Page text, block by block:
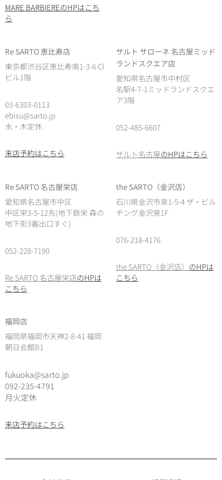
MARE BARBIEREのHPはこち
ら
Re SARTO 恵比寿店
東京都渋谷区恵比寿南1-3-6 Cl
ビル1階
03-6303-0113
ebisu@sarto.jp
水・木定休
来店予約はこちら
サルト サローネ 名古屋ミッド
ランドスクエア店
愛知県名古屋市中村区
名駅4-7-1ミッドランドスクエ
ア3階
052-485-6607
サルト名古屋のHPはこちら
Re SARTO 名古屋栄店
愛知県名古屋市中区
中区栄3-5-12先(地下鉄栄 森の
地下街3番出口すぐ)
052-228-7190
Re SARTO 名古屋栄店のHPは
こちら
the SARTO（金沢店）
石川県金沢市泉1-5-4 ザ・ビル
ヂング金沢泉1F
076-218-4176
the SARTO（金沢店） のHPは
こちら
福岡店
福岡県福岡市天神2-8-41 福岡
朝日会館B1
fukuoka@sarto.jp
092-235-4791
月火定休
来店予約はこちら